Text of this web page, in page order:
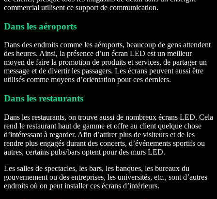
commercial utilisent ce support de communication.
Dans les aéroports
Dans des endroits comme les aéroports, beaucoup de gens attendent
des heures. Ainsi, la présence d’un écran LED est un meilleur
moyen de faire la promotion de produits et services, de partager un
message et de divertir les passagers. Les écrans peuvent aussi être
utilisés comme moyens d’orientation pour ces derniers.
Dans les restaurants
Dans les restaurants, on trouve aussi de nombreux écrans LED. Cela
rend le restaurant haut de gamme et offre au client quelque chose
d’intéressant à regarder. Afin d’attirer plus de visiteurs et de les
rendre plus engagés durant des concerts, d’événements sportifs ou
autres, certains pubs/bars optent pour des murs LED.
Les salles de spectacles, les bars, les banques, les bureaux du
gouvernement ou des entreprises, les universités, etc., sont d’autres
endroits où on peut installer ces écrans d’intérieurs.